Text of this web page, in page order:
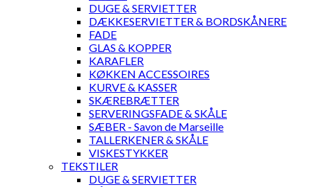
DUGE & SERVIETTER
DÆKKESERVIETTER & BORDSKÅNERE
FADE
GLAS & KOPPER
KARAFLER
KØKKEN ACCESSOIRES
KURVE & KASSER
SKÆREBRÆTTER
SERVERINGSFADE & SKÅLE
SÆBER - Savon de Marseille
TALLERKENER & SKÅLE
VISKESTYKKER
TEKSTILER
DUGE & SERVIETTER